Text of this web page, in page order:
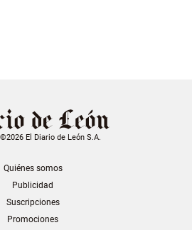
El Diario de León S.A.
Quiénes somos
Publicidad
Suscripciones
Promociones